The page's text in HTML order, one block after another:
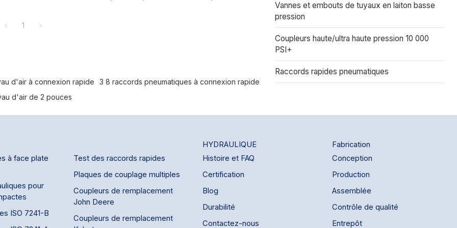
un mécanisme de
: air comprimé, eau,
limité et gaz limités.
1
d'air à connexion rapide
3 8 raccords pneumatiques à connexion rapide
d'air de 2 pouces
Vannes et embouts de tuyaux en laiton basse
pression
Coupleurs haute/ultra haute pression 10 000
PSI+
Raccords rapides pneumatiques
à face plate
pour
ISO 7241-B
Test des raccords rapides
Plaques de couplage multiples
Coupleurs de remplacement
John Deere
Coupleurs de remplacement
HYDRAULIQUE
Histoire et FAQ
Certification
Blog
Durabilité
Contactez-nous
Fabrication
Conception
Production
Assemblée
Contrôle de qualité
Entrepôt